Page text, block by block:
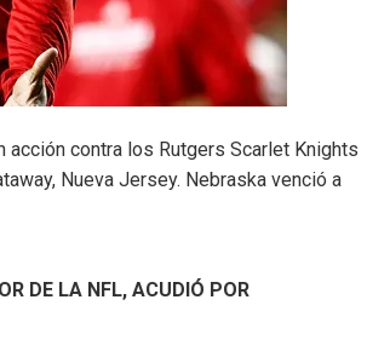
contra los Rutgers Scarlet Knights
Nueva Jersey. Nebraska venció a
DE LA NFL, ACUDIÓ POR